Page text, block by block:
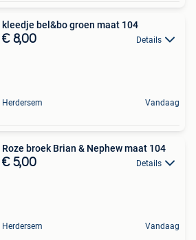
kleedje bel&bo groen maat 104
€ 8,00 Details
Herdersem Vandaag
Roze broek Brian & Nephew maat 104
€ 5,00 Details
Herdersem Vandaag